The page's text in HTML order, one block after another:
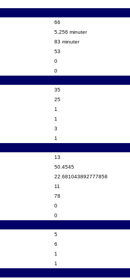
66
5,256 minuter
83 minuter
53
0
0
35
25
1
1
3
1
13
50.4545
22.681043892777858
11
78
0
0
5
6
1
1